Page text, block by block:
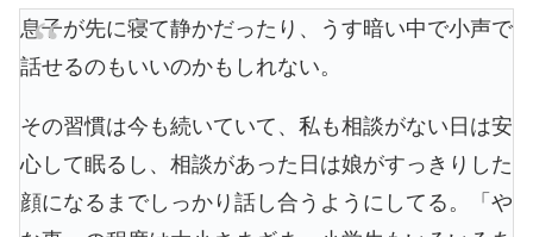
息子が先に寝て静かだったり、うす暗い中で小声で
話せるのもいいのかもしれない。
その習慣は今も続いていて、私も相談がない日は安
心して眠るし、相談があった日は娘がすっきりした
顔になるまでしっかり話し合うようにしてる。「や